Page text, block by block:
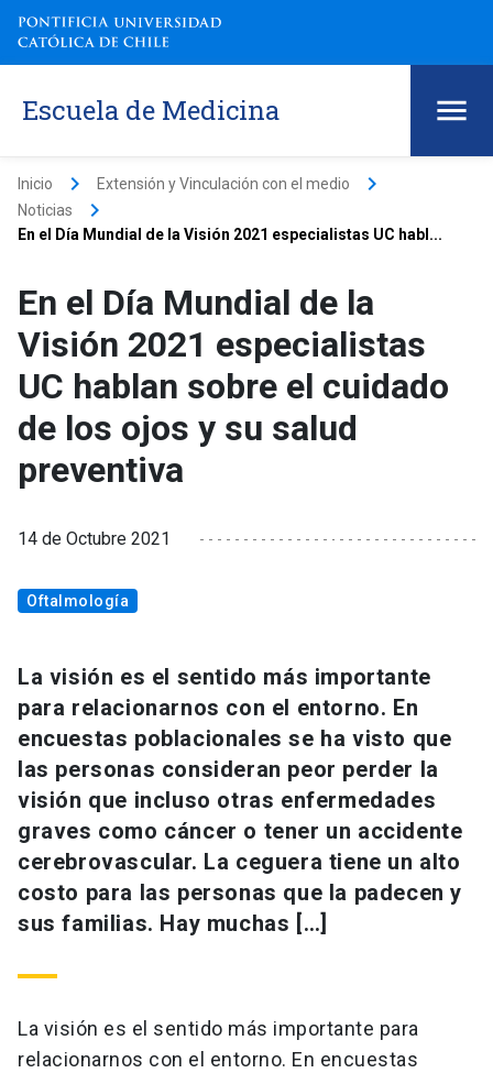
Escuela de Medicina
Inicio keyboard_arrow_right Extensión y Vinculación con el medio keyboard_arrow_right
Noticias keyboard_arrow_right
En el Día Mundial de la Visión 2021 especialistas UC habl...
En el Día Mundial de la
Visión 2021 especialistas
UC hablan sobre el cuidado
de los ojos y su salud
preventiva
14 de Octubre 2021
Oftalmología
La visión es el sentido más importante
para relacionarnos con el entorno. En
encuestas poblacionales se ha visto que
las personas consideran peor perder la
visión que incluso otras enfermedades
graves como cáncer o tener un accidente
cerebrovascular. La ceguera tiene un alto
costo para las personas que la padecen y
sus familias. Hay muchas […]
La visión es el sentido más importante para
relacionarnos con el entorno. En encuestas